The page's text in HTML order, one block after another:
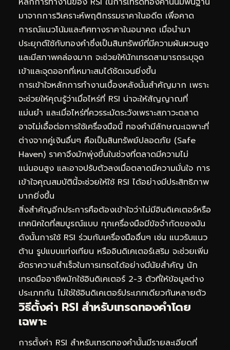
มาจากการวิเคราะห์พฤติกรรมราคาในอดีต เพื่อคาด
การณ์แนวโน้มและทิศทางราคาในอนาคต เมื่อนำมา
ประยุกต์ใช้กับทองคำซึ่งเป็นสินทรัพย์ที่มีความผันผวนสูง
และมีสภาพคล่องมาก จะช่วยให้นักเทรดสามารถระบุจุด
เข้าและจุดออกที่เหมาะสมได้ชัดเจนยิ่งขึ้น
การเข้าใจหลักการทำงานเบื้องหลังนั้นสำคัญมาก เพราะ
จะช่วยให้คุณรู้ว่าเมื่อไหร่ที่ RSI น่าจะให้สัญญาณที่
แม่นยำ และเมื่อไหร่ที่ควรระมัดระวังเพราะสภาวะตลาด
อาจไม่เอื้อต่อการใช้เครื่องมือนี้ ทองคำมีลักษณะเฉพาะที่
ต่างจากคู่เงินอื่นๆ คือเป็นสินทรัพย์ปลอดภัย (Safe
Haven) ราคาจึงมักพุ่งขึ้นในช่วงที่ตลาดมีความไม่
แน่นอนสูง และอาจปรับตัวลงเมื่อตลาดมีความมั่นใจ การ
เข้าใจคุณสมบัตินี้จะช่วยให้ใช้ RSI ได้อย่างมีประสิทธิภาพ
มากยิ่งขึ้น
สิ่งสำคัญอีกประการคือต้องเข้าใจว่าไม่มีอินดิเคเตอร์หรือ
เทคนิคใดที่สมบูรณ์แบบ ทุกเครื่องมือมีข้อจำกัดของมัน
ดังนั้นการใช้ RSI ร่วมกับเครื่องมืออื่นๆ เช่น แนวรับแนว
ต้าน รูปแบบแท่งเทียน หรืออินดิเคเตอร์เสริม จะช่วยเพิ่ม
อัตราความสำเร็จในการเทรดได้อย่างมีนัยสำคัญ นัก
เทรดมืออาชีพมักใช้อินดิเคเตอร์ 2-3 ตัวที่ให้ข้อมูลต่าง
ประเภทกัน ไม่ใช่ใช้อินดิเคเตอร์ประเภทเดียวกันหลายตัว
วิธีตั้งค่า RSI สำหรับเทรดทองคำโดย
เฉพาะ
การตั้งค่า RSI สำหรับเทรดทองคำนั้นมีรายละเอียดที่